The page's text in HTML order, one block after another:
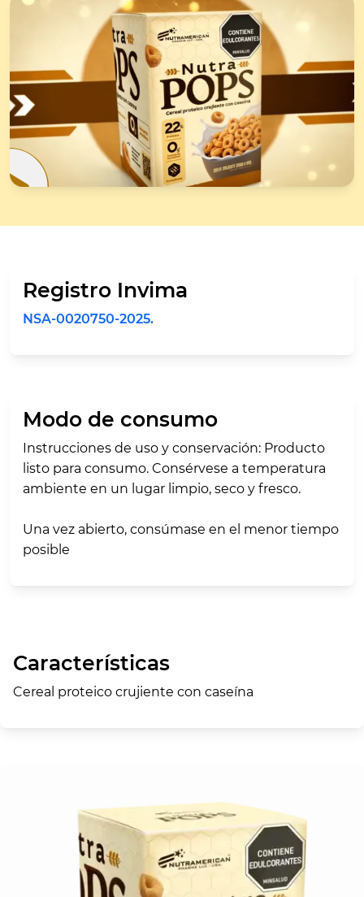
Registro Invima
NSA-0020750-2025.
Modo de consumo
Instrucciones de uso y conservación: Producto
listo para consumo. Consérvese a temperatura
ambiente en un lugar limpio, seco y fresco.
Una vez abierto, consúmase en el menor tiempo
posible
Características
Cereal proteico crujiente con caseína